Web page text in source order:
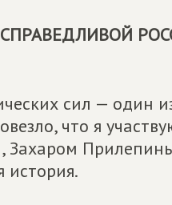
СПРАВЕДЛИВОЙ
сил — один
что я
Захаром
история.